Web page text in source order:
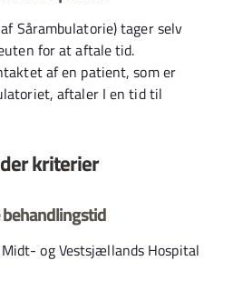
Sårambulatorie) tager selv
for at aftale tid.
af en patient, som er
aftaler I en tid til
kriterier
og Vestsjællands Hospital